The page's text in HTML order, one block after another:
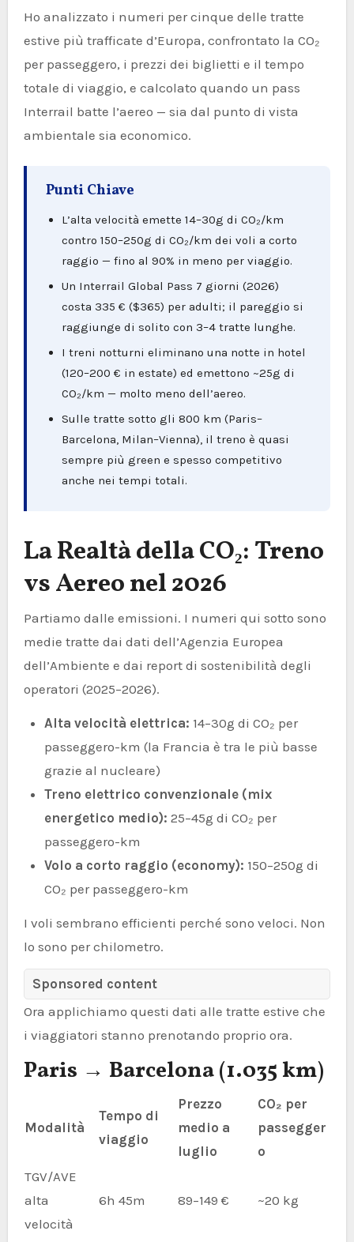
Ho analizzato i numeri per cinque delle tratte
estive più trafficate d’Europa, confrontato la CO₂
per passeggero, i prezzi dei biglietti e il tempo
totale di viaggio, e calcolato quando un pass
Interrail batte l’aereo — sia dal punto di vista
ambientale sia economico.
Punti Chiave
L’alta velocità emette 14–30g di CO₂/km
contro 150–250g di CO₂/km dei voli a corto
raggio — fino al 90% in meno per viaggio.
Un Interrail Global Pass 7 giorni (2026)
costa 335 € ($365) per adulti; il pareggio si
raggiunge di solito con 3–4 tratte lunghe.
I treni notturni eliminano una notte in hotel
(120–200 € in estate) ed emettono ~25g di
CO₂/km — molto meno dell’aereo.
Sulle tratte sotto gli 800 km (Paris–
Barcelona, Milan–Vienna), il treno è quasi
sempre più green e spesso competitivo
anche nei tempi totali.
La Realtà della CO₂: Treno
vs Aereo nel 2026
Partiamo dalle emissioni. I numeri qui sotto sono
medie tratte dai dati dell’Agenzia Europea
dell’Ambiente e dai report di sostenibilità degli
operatori (2025–2026).
Alta velocità elettrica: 14–30g di CO₂ per
passeggero-km (la Francia è tra le più basse
grazie al nucleare)
Treno elettrico convenzionale (mix
energetico medio): 25–45g di CO₂ per
passeggero-km
Volo a corto raggio (economy): 150–250g di
CO₂ per passeggero-km
I voli sembrano efficienti perché sono veloci. Non
lo sono per chilometro.
Sponsored content
Ora applichiamo questi dati alle tratte estive che
i viaggiatori stanno prenotando proprio ora.
Paris → Barcelona (1.035 km)
Modalità
Tempo di
viaggio
Prezzo
medio a
luglio
CO₂ per
passegger
o
TGV/AVE
alta
velocità
6h 45m 89–149 € ~20 kg